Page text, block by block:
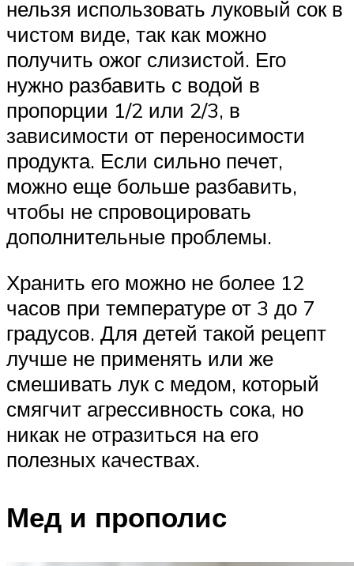
нельзя использовать луковый сок в
чистом виде, так как можно
получить ожог слизистой. Его
нужно разбавить с водой в
пропорции 1/2 или 2/3, в
зависимости от переносимости
продукта. Если сильно печет,
можно еще больше разбавить,
чтобы не спровоцировать
дополнительные проблемы.
Хранить его можно не более 12
часов при температуре от 3 до 7
градусов. Для детей такой рецепт
лучше не применять или же
смешивать лук с медом, который
смягчит агрессивность сока, но
никак не отразиться на его
полезных качествах.
Мед и прополис